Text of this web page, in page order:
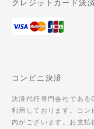
クレジットカード決済
コンビニ決済
決済代行専門会社である
利用しております。コン
内がございます。お支払